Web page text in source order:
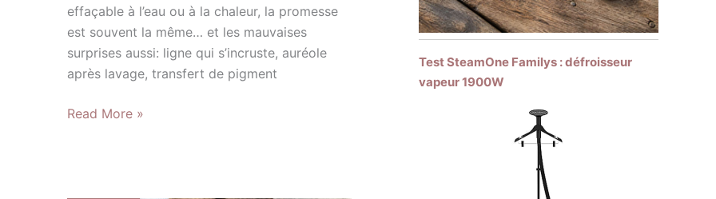
effaçable à l’eau ou à la chaleur, la promesse
est souvent la même… et les mauvaises
surprises aussi: ligne qui s’incruste, auréole
après lavage, transfert de pigment
Read More »
Test SteamOne Familys : défroisseur
vapeur 1900W